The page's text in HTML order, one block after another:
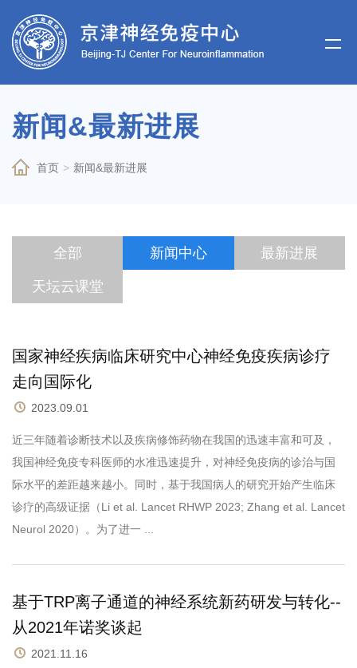
新闻&最新进展
首页 > 新闻&最新进展
全部 新闻中心 最新进展
天坛云课堂
国家神经疾病临床研究中心神经免疫疾病诊疗
走向国际化
2023.09.01
近三年随着诊断技术以及疾病修饰药物在我国的迅速丰富和可及，
我国神经免疫专科医师的水准迅速提升，对神经免疫病的诊治与国
际水平的差距越来越小。同时，基于我国病人的研究开始产生临床
诊疗的高级证据（Li et al. Lancet RHWP 2023; Zhang et al. Lancet
Neurol 2020）。为了进一 ...
基于TRP离子通道的神经系统新药研发与转化--
从2021年诺奖谈起
2021.11.16